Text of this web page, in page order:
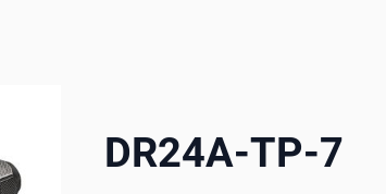
DR24A-TP-7